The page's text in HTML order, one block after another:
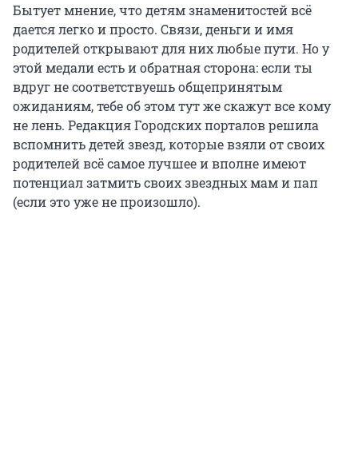
Бытует мнение, что детям знаменитостей всё
дается легко и просто. Связи, деньги и имя
родителей открывают для них любые пути. Но у
этой медали есть и обратная сторона: если ты
вдруг не соответствуешь общепринятым
ожиданиям, тебе об этом тут же скажут все кому
не лень. Редакция Городских порталов решила
вспомнить детей звезд, которые взяли от своих
родителей всё самое лучшее и вполне имеют
потенциал затмить своих звездных мам и пап
(если это уже не произошло).